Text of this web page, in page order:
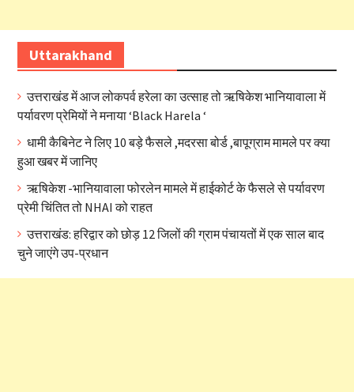
Uttarakhand
उत्तराखंड में आज लोकपर्व हरेला का उत्साह तो ऋषिकेश भानियावाला में
पर्यावरण प्रेमियों ने मनाया ‘Black Harela ‘
धामी कैबिनेट ने लिए 10 बड़े फैसले ,मदरसा बोर्ड ,बापूग्राम मामले पर क्या
हुआ खबर में जानिए
ऋषिकेश -भानियावाला फोरलेन मामले में हाईकोर्ट के फैसले से पर्यावरण
प्रेमी चिंतित तो NHAI को राहत
उत्तराखंड: हरिद्वार को छोड़ 12 जिलों की ग्राम पंचायतों में एक साल बाद
चुने जाएंगे उप-प्रधान